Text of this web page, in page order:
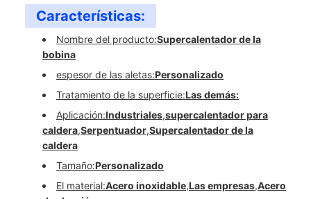
Características:
Nombre del producto:Supercalentador de la
bobina
espesor de las aletas:Personalizado
Tratamiento de la superficie:Las demás:
Aplicación:Industriales,supercalentador para
caldera,Serpentuador,Supercalentador de la
caldera
Tamaño:Personalizado
El material:Acero inoxidable,Las empresas,Acero